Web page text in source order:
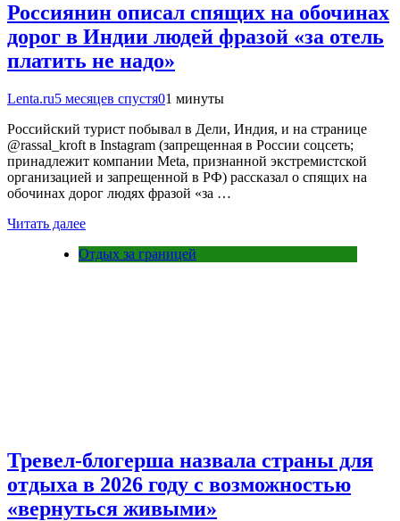
Россиянин описал спящих на обочинах
дорог в Индии людей фразой «за отель
платить не надо»
Lenta.ru5 месяцев спустя01 минуты
Российский турист побывал в Дели, Индия, и на странице
@rassal_kroft в Instagram (запрещенная в России соцсеть;
принадлежит компании Meta, признанной экстремистской
организацией и запрещенной в РФ) рассказал о спящих на
обочинах дорог людях фразой «за …
Читать далее
Отдых за границей
Тревел-блогерша назвала страны для
отдыха в 2026 году с возможностью
«вернуться живыми»